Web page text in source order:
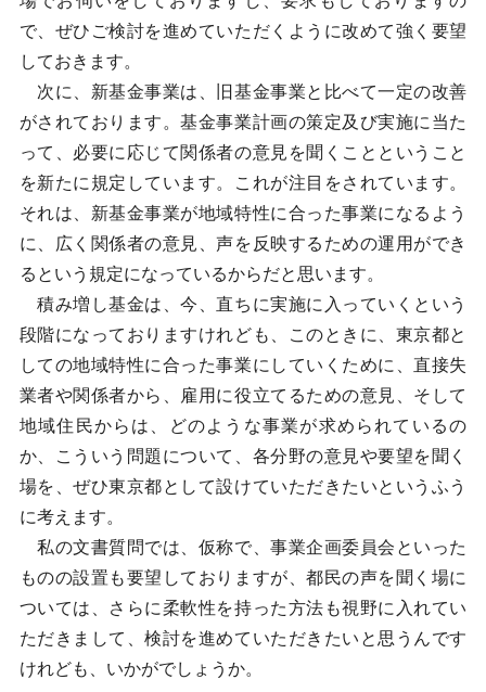
で、ぜひご検討を進めていただくように改めて強く要望
しておきます。
次に、新基金事業は、旧基金事業と比べて一定の改善
がされております。基金事業計画の策定及び実施に当た
って、必要に応じて関係者の意見を聞くことということ
を新たに規定しています。これが注目をされています。
それは、新基金事業が地域特性に合った事業になるよう
に、広く関係者の意見、声を反映するための運用ができ
るという規定になっているからだと思います。
積み増し基金は、今、直ちに実施に入っていくという
段階になっておりますけれども、このときに、東京都と
しての地域特性に合った事業にしていくために、直接失
業者や関係者から、雇用に役立てるための意見、そして
地域住民からは、どのような事業が求められているの
か、こういう問題について、各分野の意見や要望を聞く
場を、ぜひ東京都として設けていただきたいというふう
に考えます。
私の文書質問では、仮称で、事業企画委員会といった
ものの設置も要望しておりますが、都民の声を聞く場に
ついては、さらに柔軟性を持った方法も視野に入れてい
ただきまして、検討を進めていただきたいと思うんです
けれども、いかがでしょうか。